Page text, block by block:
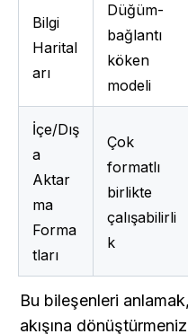
Bilgi
Harital
arı
Düğüm-
bağlantı
köken
modeli
İçe/Dış
a
Aktar
ma
Forma
tları
Çok
formatlı
birlikte
çalışabilirli
k
Bu bileşenleri
akışına